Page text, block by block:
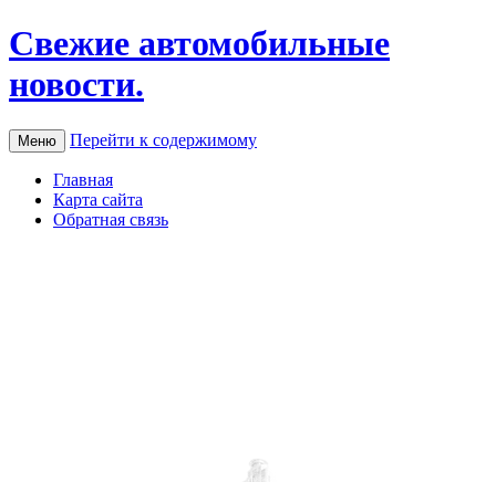
Свежие автомобильные
новости.
Меню Перейти к содержимому
Главная
Карта сайта
Обратная связь